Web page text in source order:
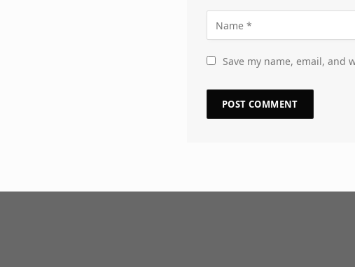
Save my name, email, and